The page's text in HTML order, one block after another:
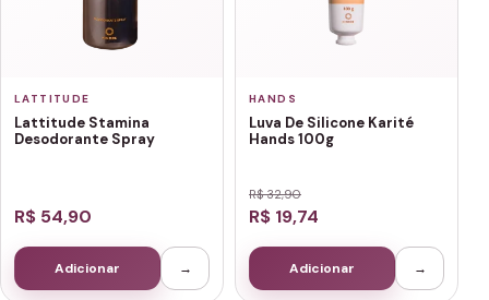
LATTITUDE
Lattitude Stamina
Desodorante Spray
R$ 54,90
Adicionar →
HANDS
Luva De Silicone Karité
Hands 100g
R$ 32,90
R$ 19,74
Adicionar →